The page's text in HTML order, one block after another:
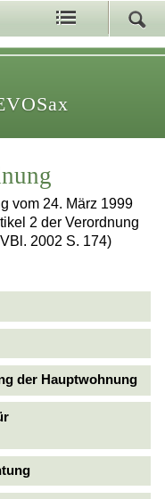
vom 24. März 1999
2 der Verordnung
2002 S. 174)
der Hauptwohnung